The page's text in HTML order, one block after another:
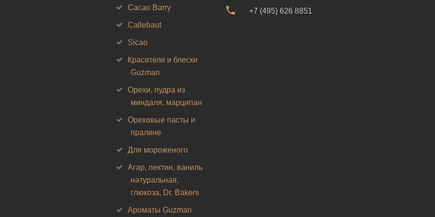
Cacao Barry
Callebaut
Sicao
Красители и блески
Guzman
Орехи, пудра из
миндаля, марципан
Ореховые пасты и
пралине
Для мороженого
Агар, пектин, ваниль
натуральная,
глюкоза, Dr. Bakers
Ароматы Guzman
+7 (495) 626 8851